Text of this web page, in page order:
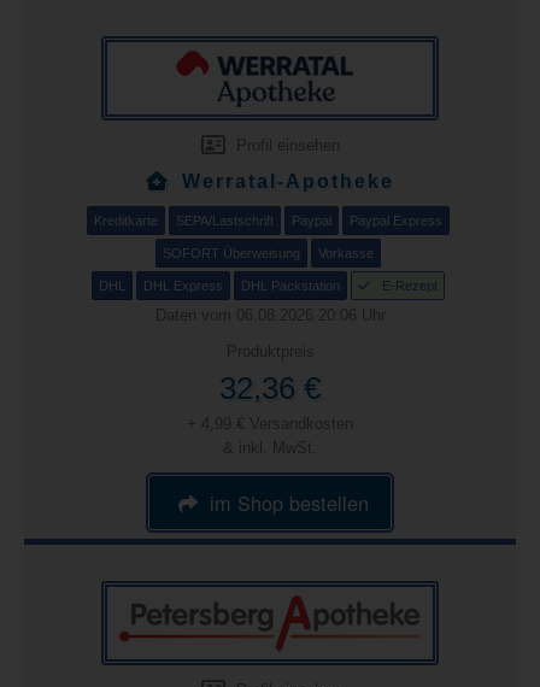
Profil einsehen
Werratal-Apotheke
Kreditkarte SEPA/Lastschrift Paypal Paypal Express
SOFORT Überweisung Vorkasse
DHL DHL Express DHL Packstation E-Rezept
Daten vom 06.08.2026 20:06 Uhr
Produktpreis
32,36 €
+ 4,99 € Versandkosten
& inkl. MwSt.
im Shop bestellen